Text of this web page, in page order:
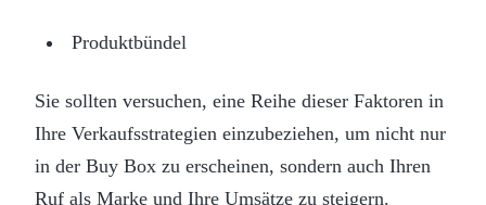
Produktbündel
Sie sollten versuchen, eine Reihe dieser Faktoren in
Ihre Verkaufsstrategien einzubeziehen, um nicht nur
in der Buy Box zu erscheinen, sondern auch Ihren
Ruf als Marke und Ihre Umsätze zu steigern.